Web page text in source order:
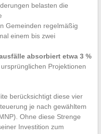
belasten die
Gemeinden regelmäßig
einem bis zwei
absorbiert etwa 3 %
Projektionen
berücksichtigt diese vier
je nach gewähltem
Ohne diese Strenge
Investition zum